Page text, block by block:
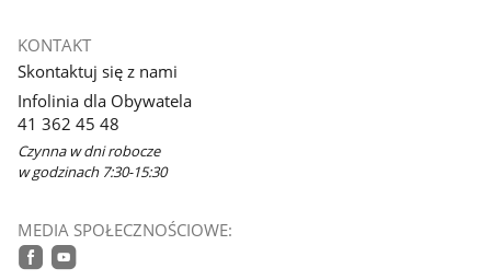
nowym
oknie
KONTAKT
Skontaktuj się z nami
Infolinia dla Obywatela
41 362 45 48
Czynna w dni robocze
w godzinach 7:30-15:30
MEDIA SPOŁECZNOŚCIOWE: